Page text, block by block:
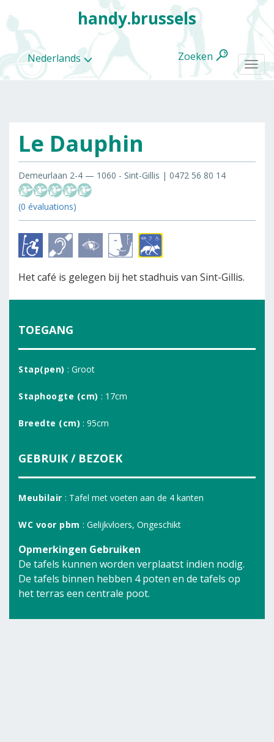
Nederlands
handy.brussels
Zoeken
Le Dauphin
Demeurlaan 2-4 — 1060 - Sint-Gillis | 0472 56 80 14
(0 évaluations)
Het café is gelegen bij het stadhuis van Sint-Gillis.
TOEGANG
Stap(pen) : Groot
Staphoogte (cm) : 17cm
Breedte (cm) : 95cm
GEBRUIK / BEZOEK
Meubilair : Tafel met voeten aan de 4 kanten
WC voor pbm : Gelijkvloers, Ongeschikt
Opmerkingen Gebruiken
De tafels kunnen worden verplaatst indien nodig.
De tafels binnen hebben 4 poten en de tafels op
het terras een centrale poot.
Alle
categorieën